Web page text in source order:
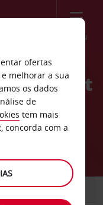
Menu
Walmart
COMERCIAIS
ofertas
melhorar a sua
os dados
de
tem mais
concorda com a